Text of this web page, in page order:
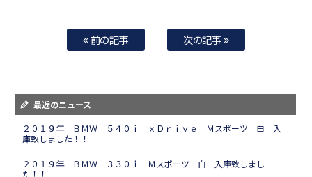
前の記事 次の記事
最近のニュース
２０１９年 ＢＭＷ ５４０ｉ ｘＤｒｉｖｅ Ｍスポーツ 白 入
庫致しました！！
２０１９年 ＢＭＷ ３３０ｉ Ｍスポーツ 白 入庫致しまし
た！！